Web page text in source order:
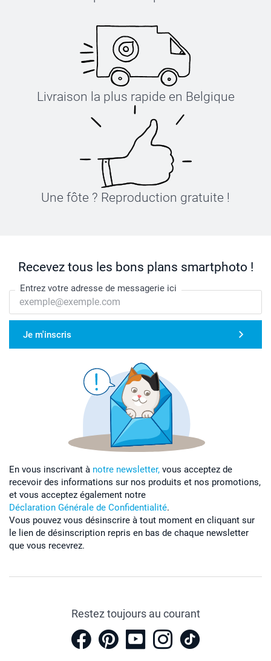
Livraison la plus rapide en Belgique
Une fôte ? Reproduction gratuite !
Recevez tous les bons plans smartphoto !
Entrez votre adresse de messagerie ici
Je m'inscris
En vous inscrivant à notre newsletter, vous acceptez de
recevoir des informations sur nos produits et nos promotions,
et vous acceptez également notre
Déclaration Générale de Confidentialité.
Vous pouvez vous désinscrire à tout moment en cliquant sur
le lien de désinscription repris en bas de chaque newsletter
que vous recevrez.
Restez toujours au courant